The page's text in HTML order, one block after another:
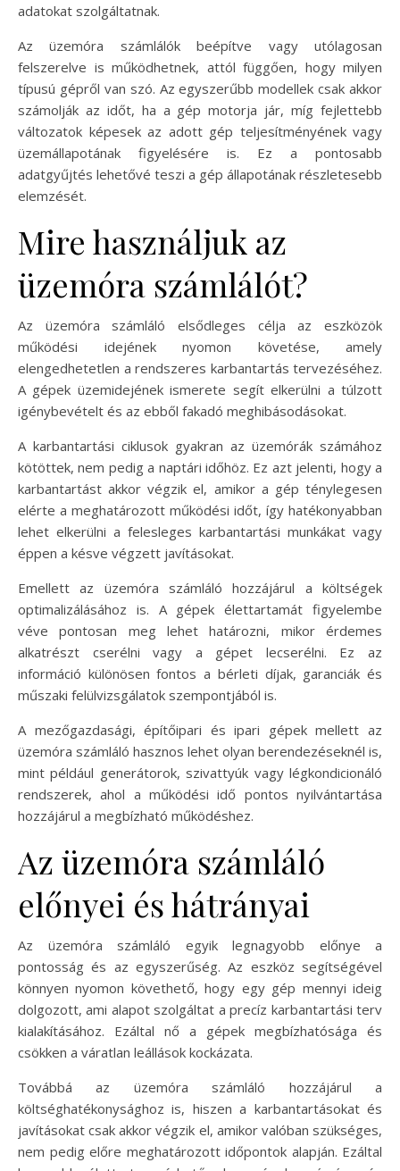
adatokat szolgáltatnak.
Az üzemóra számlálók beépítve vagy utólagosan
felszerelve is működhetnek, attól függően, hogy milyen
típusú gépről van szó. Az egyszerűbb modellek csak akkor
számolják az időt, ha a gép motorja jár, míg fejlettebb
változatok képesek az adott gép teljesítményének vagy
üzemállapotának figyelésére is. Ez a pontosabb
adatgyűjtés lehetővé teszi a gép állapotának részletesebb
elemzését.
Mire használjuk az
üzemóra számlálót?
Az üzemóra számláló elsődleges célja az eszközök
működési idejének nyomon követése, amely
elengedhetetlen a rendszeres karbantartás tervezéséhez.
A gépek üzemidejének ismerete segít elkerülni a túlzott
igénybevételt és az ebből fakadó meghibásodásokat.
A karbantartási ciklusok gyakran az üzemórák számához
kötöttek, nem pedig a naptári időhöz. Ez azt jelenti, hogy a
karbantartást akkor végzik el, amikor a gép ténylegesen
elérte a meghatározott működési időt, így hatékonyabban
lehet elkerülni a felesleges karbantartási munkákat vagy
éppen a késve végzett javításokat.
Emellett az üzemóra számláló hozzájárul a költségek
optimalizálásához is. A gépek élettartamát figyelembe
véve pontosan meg lehet határozni, mikor érdemes
alkatrészt cserélni vagy a gépet lecserélni. Ez az
információ különösen fontos a bérleti díjak, garanciák és
műszaki felülvizsgálatok szempontjából is.
A mezőgazdasági, építőipari és ipari gépek mellett az
üzemóra számláló hasznos lehet olyan berendezéseknél is,
mint például generátorok, szivattyúk vagy légkondicionáló
rendszerek, ahol a működési idő pontos nyilvántartása
hozzájárul a megbízható működéshez.
Az üzemóra számláló
előnyei és hátrányai
Az üzemóra számláló egyik legnagyobb előnye a
pontosság és az egyszerűség. Az eszköz segítségével
könnyen nyomon követhető, hogy egy gép mennyi ideig
dolgozott, ami alapot szolgáltat a precíz karbantartási terv
kialakításához. Ezáltal nő a gépek megbízhatósága és
csökken a váratlan leállások kockázata.
Továbbá az üzemóra számláló hozzájárul a
költséghatékonysághoz is, hiszen a karbantartásokat és
javításokat csak akkor végzik el, amikor valóban szükséges,
nem pedig előre meghatározott időpontok alapján. Ezáltal